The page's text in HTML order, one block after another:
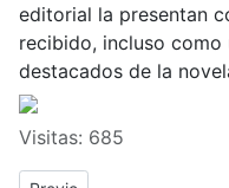
editorial la presentan
recibido, incluso
destacados de la
Visitas: 685